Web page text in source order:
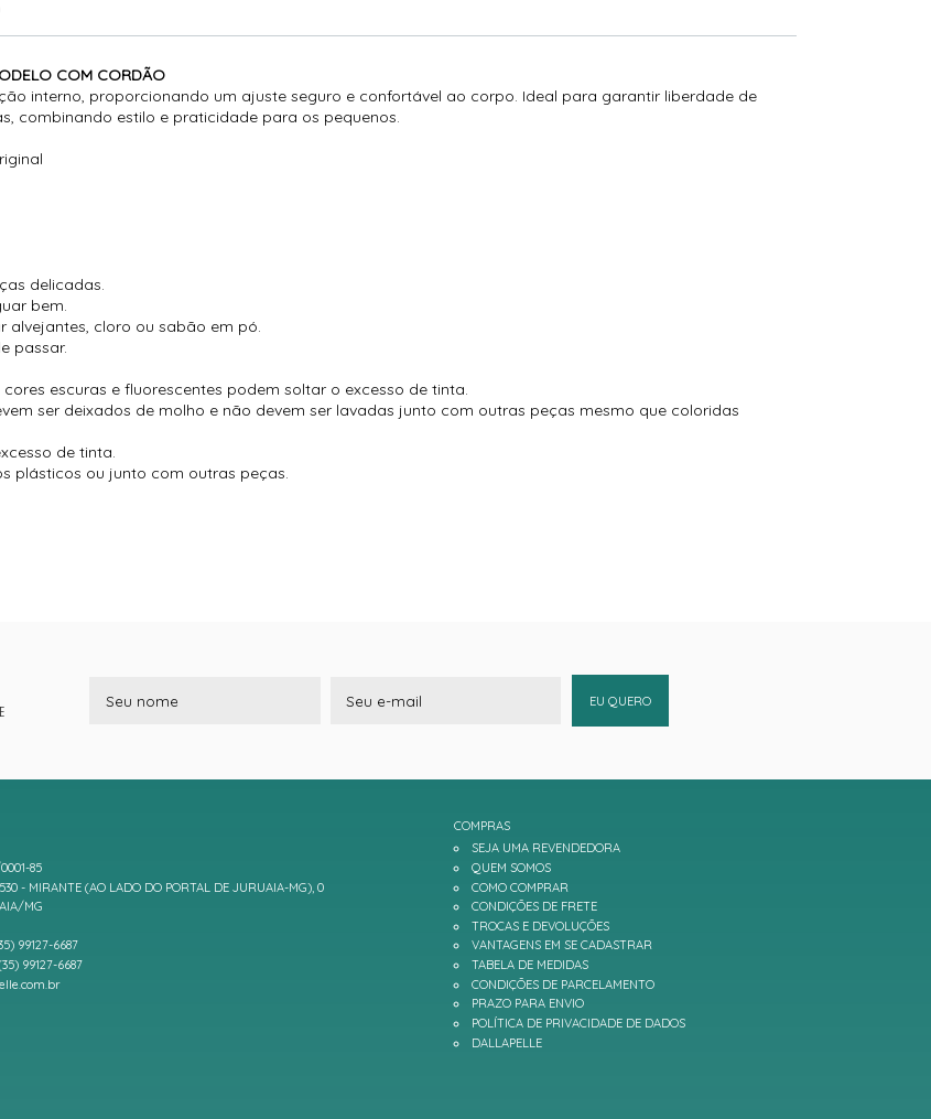
COM CORDÃO
interno, proporcionando um ajuste seguro e confortável ao corpo. Ideal para garantir liberdade de
combinando estilo e praticidade para os pequenos.
delicadas.
bem.
alvejantes, cloro ou sabão em pó.
passar.
escuras e fluorescentes podem soltar o excesso de tinta.
ser deixados de molho e não devem ser lavadas junto com outras peças mesmo que coloridas
de tinta.
plásticos ou junto com outras peças.
EU QUERO
85
- MIRANTE (AO LADO DO PORTAL DE JURUAIA-MG), 0
MG
99127-6687
99127-6687
COMPRAS
SEJA UMA REVENDEDORA
QUEM SOMOS
COMO COMPRAR
CONDIÇÕES DE FRETE
TROCAS E DEVOLUÇÕES
VANTAGENS EM SE CADASTRAR
TABELA DE MEDIDAS
CONDIÇÕES DE PARCELAMENTO
PRAZO PARA ENVIO
POLÍTICA DE PRIVACIDADE DE DADOS
DALLAPELLE